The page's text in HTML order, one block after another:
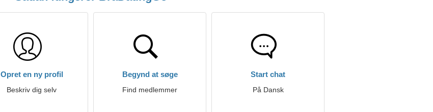
Opret en ny profil
Beskriv dig selv
Begynd at søge
Find medlemmer
Start chat
På Dansk